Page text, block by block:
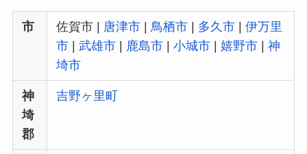
市 佐賀市 | 唐津市 |鳥栖市 多久市 |伊万里
市 |武雄市 鹿島市 |小城市 |嬉野市 |神
埼市
神
埼
郡
吉野ヶ里町